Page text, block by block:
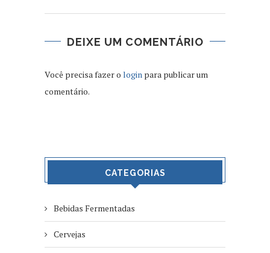
DEIXE UM COMENTÁRIO
Você precisa fazer o login para publicar um
comentário.
CATEGORIAS
Bebidas Fermentadas
Cervejas